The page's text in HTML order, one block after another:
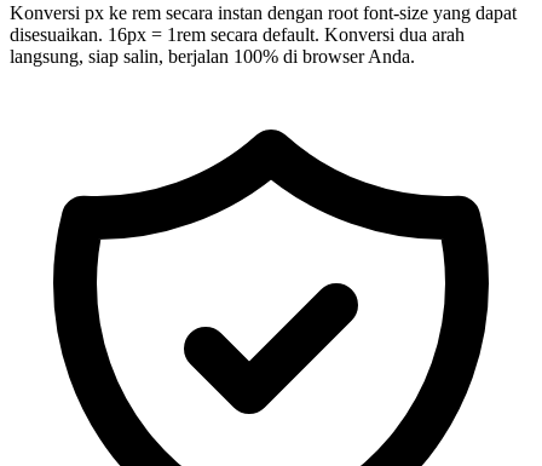
Konversi px ke rem secara instan dengan root font-size yang dapat
disesuaikan. 16px = 1rem secara default. Konversi dua arah
langsung, siap salin, berjalan 100% di browser Anda.